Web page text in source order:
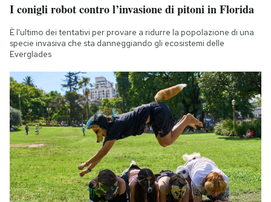
I conigli robot contro l’invasione di pitoni in Florida
È l'ultimo dei tentativi per provare a ridurre la popolazione di una
specie invasiva che sta danneggiando gli ecosistemi delle
Everglades